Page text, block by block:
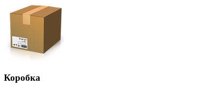
Коробка